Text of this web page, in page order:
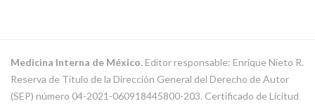
Medicina Interna de México.Editor responsable: Enrique Nieto R.
Reserva de Título de la Dirección General del Derecho de Autor
(SEP) número 04-2021-060918445800-203. Certificado de Licitud